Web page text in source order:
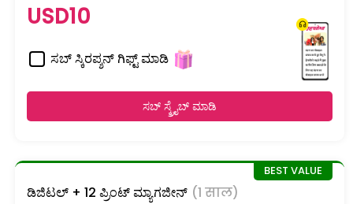
USD10
ಸಬ್ ಸ್ಕಿರಪ್ಶನ್ ಗಿಫ್ಟ್ ಮಾಡಿ
ಸಬ್ ಸ್ಕ್ರೈಬ್ ಮಾಡಿ
ಡಿಜಿಟಲ್ + 12 ಪ್ರಿಂಟ್ ಮ್ಯಾಗಜೀನ್ (1 साल)